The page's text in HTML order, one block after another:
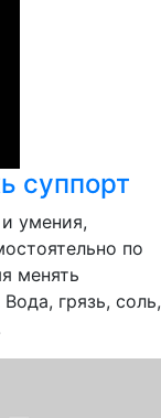
суппорт
умения,
по
менять
грязь, соль,